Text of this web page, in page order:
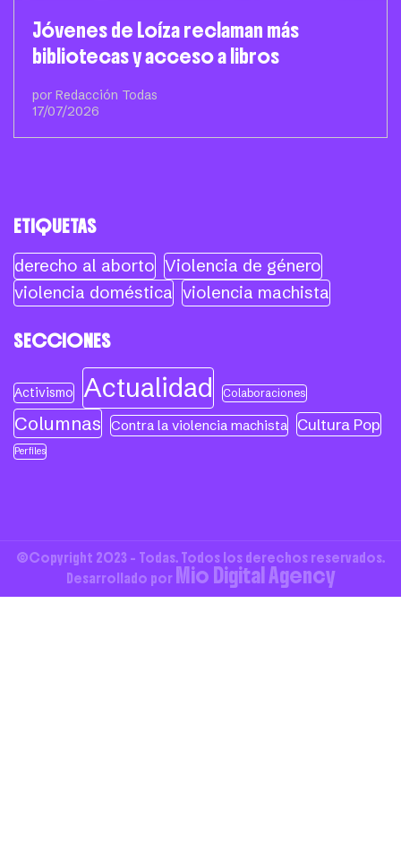
Jóvenes de Loíza reclaman más
bibliotecas y acceso a libros
por Redacción Todas
17/07/2026
ETIQUETAS
derecho al aborto Violencia de género
violencia doméstica violencia machista
SECCIONES
Activismo Actualidad Colaboraciones
Columnas Contra la violencia machista Cultura Pop
Perfiles
©Copyright 2023 - Todas. Todos los derechos reservados.
Desarrollado por Mio Digital Agency